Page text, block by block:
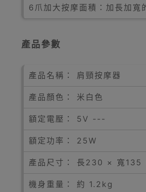
6爪加大按摩面積：加長加
產品參數
產品名稱： 肩頸按摩器
產品顏色： 米白色
額定電壓： 5V ---
額定功率： 25W
產品尺寸： 長230 × 寬
機身重量： 約 1.2kg